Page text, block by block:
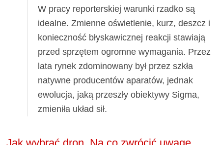
W pracy reporterskiej warunki rzadko są
idealne. Zmienne oświetlenie, kurz, deszcz i
konieczność błyskawicznej reakcji stawiają
przed sprzętem ogromne wymagania. Przez
lata rynek zdominowany był przez szkła
natywne producentów aparatów, jednak
ewolucja, jaką przeszły obiektywy Sigma,
zmieniła układ sił.